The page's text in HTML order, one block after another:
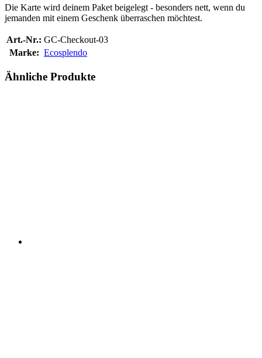
Die Karte wird deinem Paket beigelegt - besonders nett, wenn du
jemanden mit einem Geschenk überraschen möchtest.
Art.-Nr.: GC-Checkout-03
Marke: Ecosplendo
Ähnliche Produkte